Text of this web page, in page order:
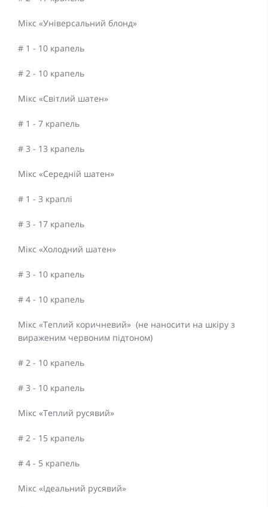
Мікс «Універсальний блонд»
# 1 - 10 крапель
# 2 - 10 крапель
Мікс «Світлий шатен»
# 1 - 7 крапель
# 3 - 13 крапель
Мікс «Середній шатен»
# 1 - 3 краплі
# 3 - 17 крапель
Мікс «Холодний шатен»
# 3 - 10 крапель
# 4 - 10 крапель
Мікс «Теплий коричневий» (не наносити на шкіру з
вираженим червоним підтоном)
# 2 - 10 крапель
# 3 - 10 крапель
Мікс «Теплий русявий»
# 2 - 15 крапель
# 4 - 5 крапель
Мікс «Ідеальний русявий»